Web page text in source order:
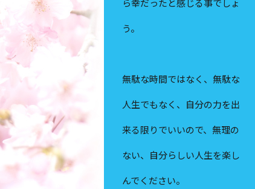
ら幸だったと感じる事でしょ
う。
無駄な時間ではなく、無駄な
人生でもなく、自分の力を出
来る限りでいいので、無理の
ない、自分らしい人生を楽し
んでください。